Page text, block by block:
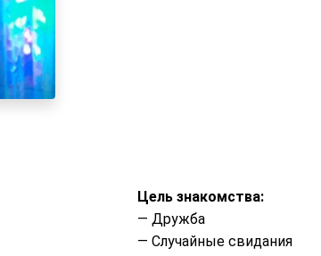
Цель знакомства:
— Дружба
— Случайные свидания